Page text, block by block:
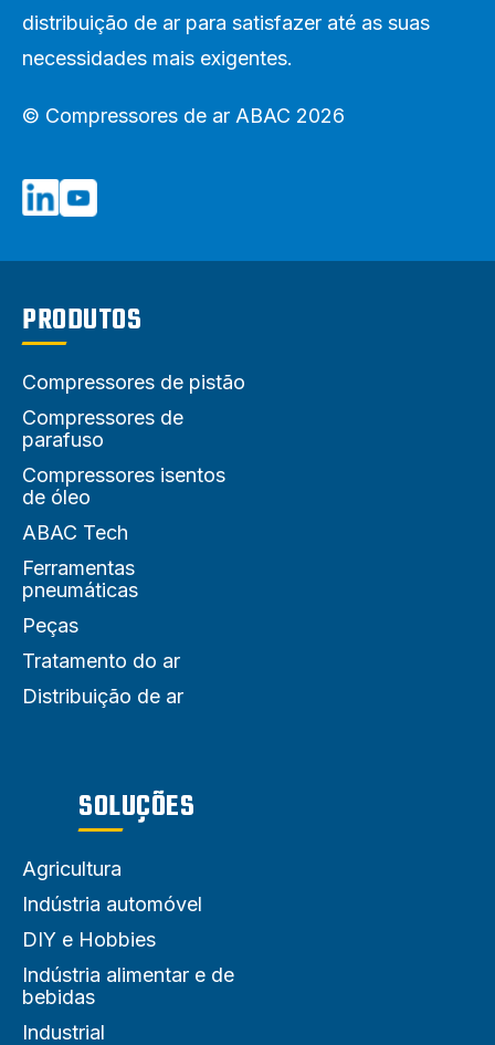
distribuição de ar para satisfazer até as suas
necessidades mais exigentes.
© Compressores de ar ABAC 2026
PRODUTOS
Compressores de pistão
Compressores de
parafuso
Compressores isentos
de óleo
ABAC Tech
Ferramentas
pneumáticas
Peças
Tratamento do ar
Distribuição de ar
SOLUÇÕES
Agricultura
Indústria automóvel
DIY e Hobbies
Indústria alimentar e de
bebidas
Industrial